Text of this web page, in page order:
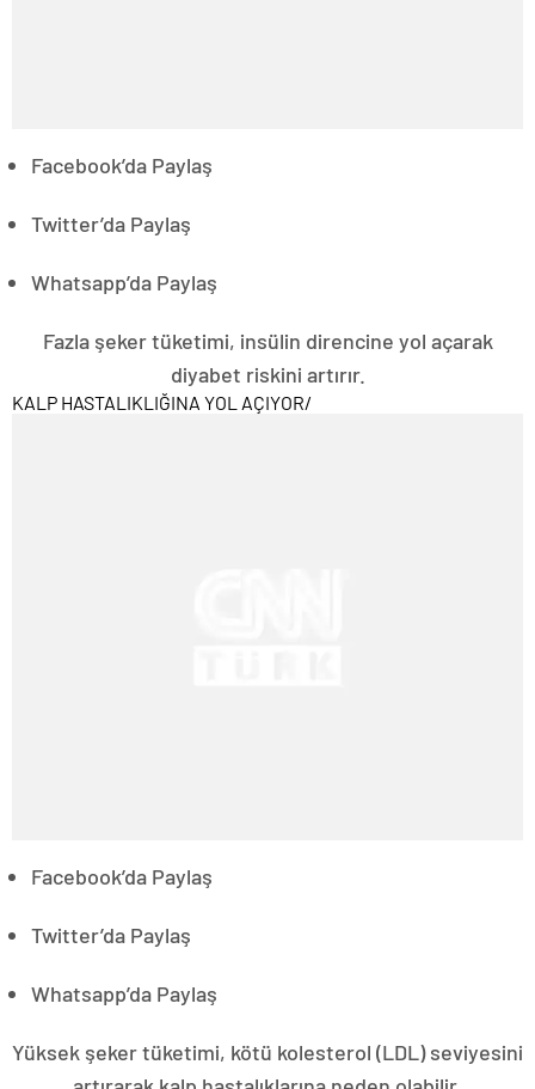
Facebook’da Paylaş
Twitter’da Paylaş
Whatsapp’da Paylaş
Fazla şeker tüketimi, insülin direncine yol açarak
diyabet riskini artırır.
KALP HASTALIKLIĞINA YOL AÇIYOR/
Facebook’da Paylaş
Twitter’da Paylaş
Whatsapp’da Paylaş
Yüksek şeker tüketimi, kötü kolesterol (LDL) seviyesini